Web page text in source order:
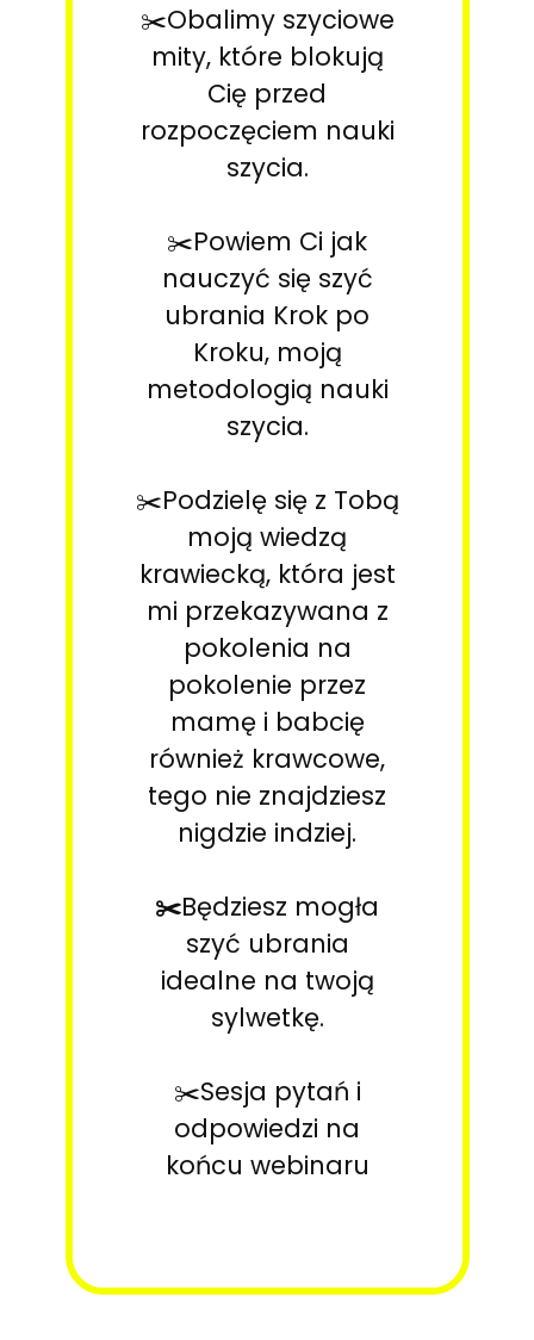
✂️Obalimy szyciowe
mity, które blokują
Cię przed
rozpoczęciem nauki
szycia.
✂️Powiem Ci jak
nauczyć się szyć
ubrania Krok po
Kroku, moją
metodologią nauki
szycia.
✂️Podzielę się z Tobą
moją wiedzą
krawiecką, która jest
mi przekazywana z
pokolenia na
pokolenie przez
mamę i babcię
również krawcowe,
tego nie znajdziesz
nigdzie indziej.
✂️Będziesz mogła
szyć ubrania
idealne na twoją
sylwetkę.
✂️Sesja pytań i
odpowiedzi na
końcu webinaru